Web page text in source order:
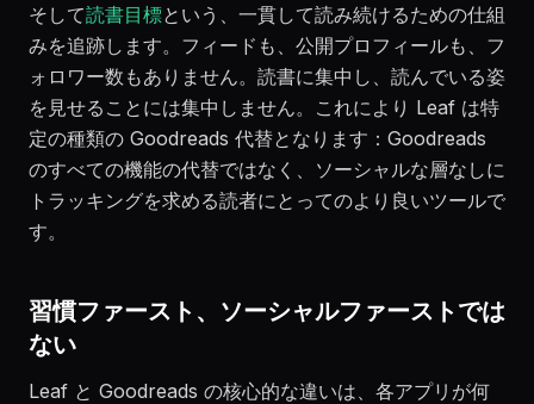
そして読書目標という、一貫して読み続けるための仕組
みを追跡します。フィードも、公開プロフィールも、フ
ォロワー数もありません。読書に集中し、読んでいる姿
を見せることには集中しません。これにより Leaf は特
定の種類の Goodreads 代替となります：Goodreads
のすべての機能の代替ではなく、ソーシャルな層なしに
トラッキングを求める読者にとってのより良いツールで
す。
習慣ファースト、ソーシャルファーストでは
ない
Leaf と Goodreads の核心的な違いは、各アプリが何